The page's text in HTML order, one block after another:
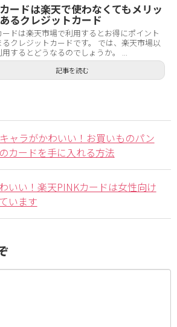
ードは楽天で使わなくてもメリッ
るクレジットカード
ドは楽天市場で利用するとお得にポイント
るクレジットカードです。 では、楽天市場以
するとどうなるのでしょうか。 ...
記事を読む
ャラがかわいい！お買いものパン
カードを手に入れる方法
いい！楽天PINKカードは女性向け
います